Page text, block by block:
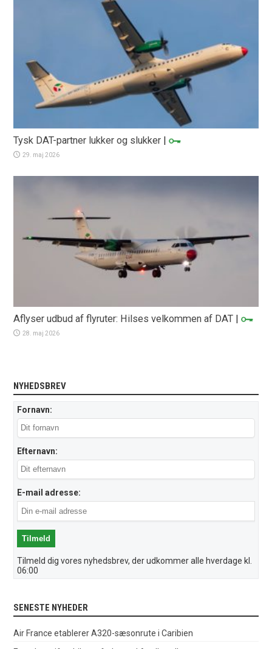
Tysk DAT-partner lukker og slukker |
29. maj 2026
Aflyser udbud af flyruter: Hilses velkommen af DAT |
28. maj 2026
NYHEDSBREV
Fornavn:
Efternavn:
E-mail adresse:
Tilmeld dig vores nyhedsbrev, der udkommer alle hverdage kl.
06:00
SENESTE NYHEDER
Air France etablerer A320-sæsonrute i Caribien